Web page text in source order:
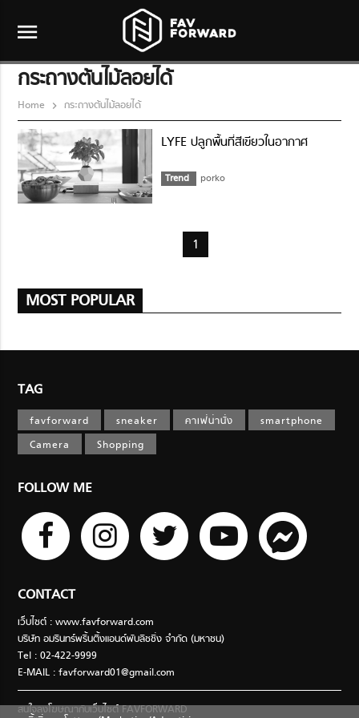
menu
กระถางต้นไม้ลอยได้
Home กระถางต้นไม้ลอยได้
LYFE ปลูกพื้นที่สีเขียวในอากาศ
Trend porko
1
MOST POPULAR
TAG
favforward sneaker คาเฟ่น่านั่ง
smartphone
Camera
Shopping
FOLLOW ME
CONTACT
เว็บไซต์ : www.favforward.com
บริษัท อมรินทร์พริ้นติ้งแอนด์พับลิชชิ่ง จำกัด (มหาชน)
Tel : 02-422-9999
E-MAIL :favforward01@gmail.com
สนใจลงโฆษณากับเว็บไซต์ FAVFORWARD